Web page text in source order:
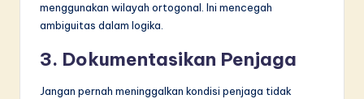
menggunakan wilayah ortogonal. Ini mencegah
ambiguitas dalam logika.
3. Dokumentasikan Penjaga
Jangan pernah meninggalkan kondisi penjaga tidak